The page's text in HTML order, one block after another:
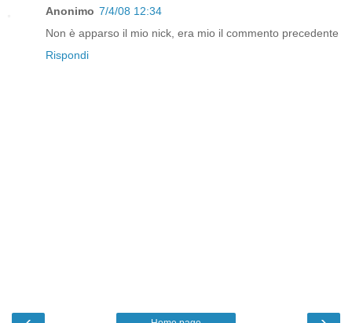
Anonimo 7/4/08 12:34
Non è apparso il mio nick, era mio il commento precedente
Rispondi